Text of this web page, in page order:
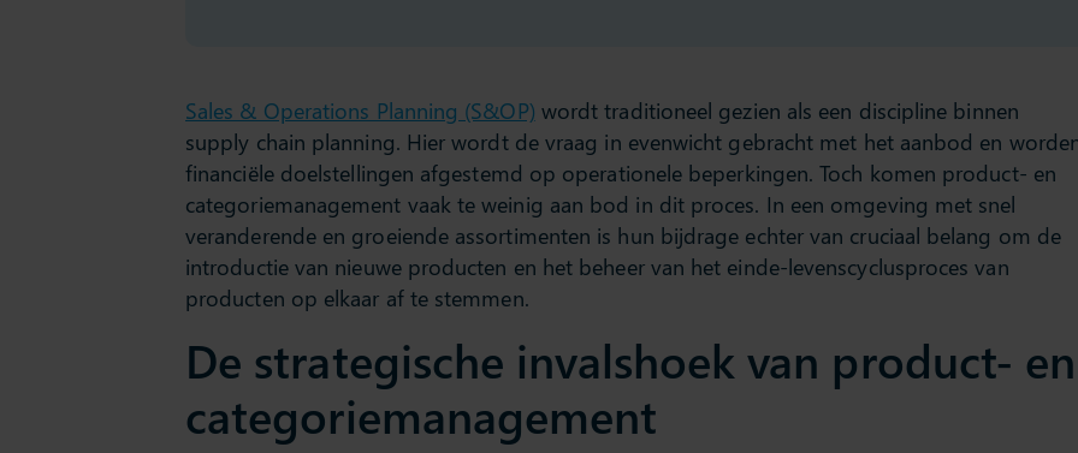
Sales & Operations Planning (S&OP) wordt traditioneel gezien als een discipline binnen
supply chain planning. Hier wordt de vraag in evenwicht gebracht met het aanbod en
financiële doelstellingen afgestemd op operationele beperkingen. Toch komen product- en
categoriemanagement vaak te weinig aan bod in dit proces. In een omgeving met snel
veranderende en groeiende assortimenten is hun bijdrage echter van cruciaal belang om de
introductie van nieuwe producten en het beheer van het einde-levenscyclusproces van
producten op elkaar af te stemmen.
De strategische invalshoek van product- en
categoriemanagement